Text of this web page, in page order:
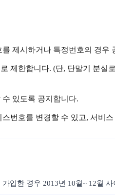
제시하거나 특정번호의 경우
제한합니다. (단, 단말기 분
있도록 공지합니다.
번호를 변경할 수 있고, 서비
입한 경우 2013년 10월~ 12월